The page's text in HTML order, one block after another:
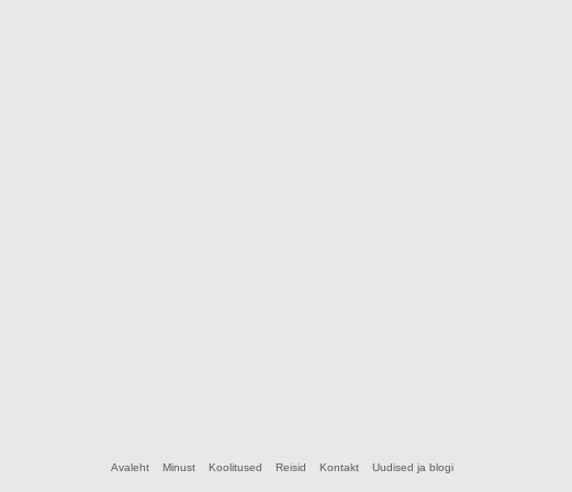
Avaleht Minust Koolitused Reisid Kontakt Uudised ja blogi